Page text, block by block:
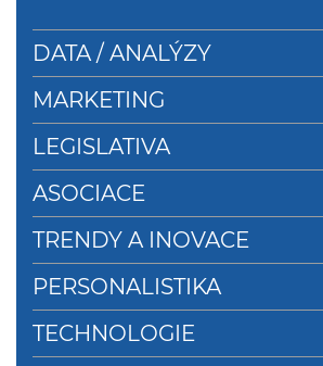
DATA / ANALÝZY
MARKETING
LEGISLATIVA
ASOCIACE
TRENDY A INOVACE
PERSONALISTIKA
TECHNOLOGIE